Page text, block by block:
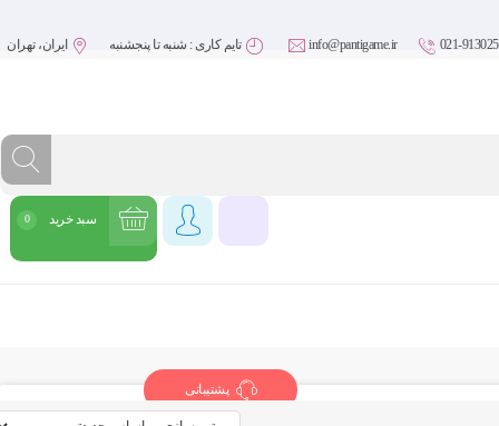
021-
info@pantigame.ir تایم کاری : شنبه تا پنجشنبه ایران، تهران
سبد خرید 0
پشتیبانی